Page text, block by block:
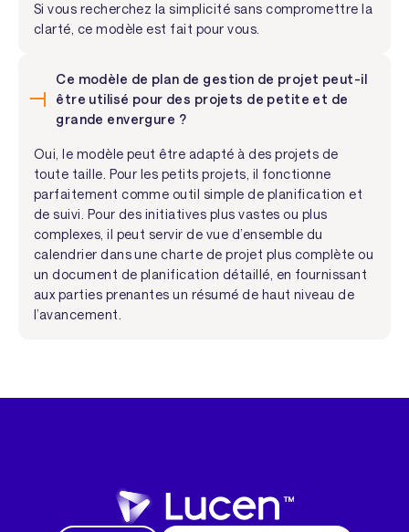
Si vous recherchez la simplicité sans compromettre la
clarté, ce modèle est fait pour vous.
Ce modèle de plan de gestion de projet peut-il
être utilisé pour des projets de petite et de
grande envergure ?
Oui, le modèle peut être adapté à des projets de
toute taille. Pour les petits projets, il fonctionne
parfaitement comme outil simple de planification et
de suivi. Pour des initiatives plus vastes ou plus
complexes, il peut servir de vue d’ensemble du
calendrier dans une charte de projet plus complète ou
un document de planification détaillé, en fournissant
aux parties prenantes un résumé de haut niveau de
l’avancement.